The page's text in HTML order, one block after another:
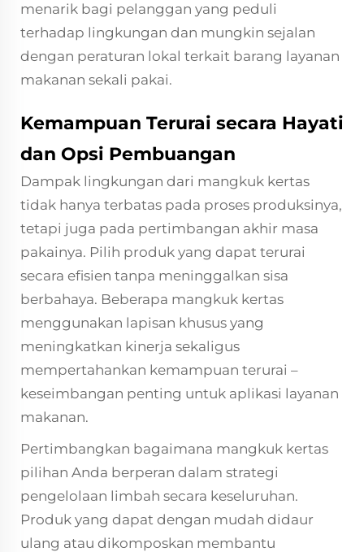
menarik bagi pelanggan yang peduli
terhadap lingkungan dan mungkin sejalan
dengan peraturan lokal terkait barang layanan
makanan sekali pakai.
Kemampuan Terurai secara Hayati
dan Opsi Pembuangan
Dampak lingkungan dari mangkuk kertas
tidak hanya terbatas pada proses produksinya,
tetapi juga pada pertimbangan akhir masa
pakainya. Pilih produk yang dapat terurai
secara efisien tanpa meninggalkan sisa
berbahaya. Beberapa mangkuk kertas
menggunakan lapisan khusus yang
meningkatkan kinerja sekaligus
mempertahankan kemampuan terurai –
keseimbangan penting untuk aplikasi layanan
makanan.
Pertimbangkan bagaimana mangkuk kertas
pilihan Anda berperan dalam strategi
pengelolaan limbah secara keseluruhan.
Produk yang dapat dengan mudah didaur
ulang atau dikomposkan membantu